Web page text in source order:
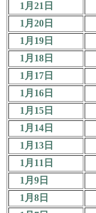
1月21日
1月20日
1月19日
1月18日
1月17日
1月16日
1月15日
1月14日
1月13日
1月11日
1月9日
1月8日